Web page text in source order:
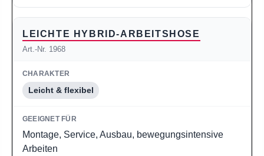
LEICHTE HYBRID-ARBEITSHOSE
Art.-Nr. 1968
Leicht & flexibel
Montage, Service, Ausbau, bewegungsintensive
Arbeiten